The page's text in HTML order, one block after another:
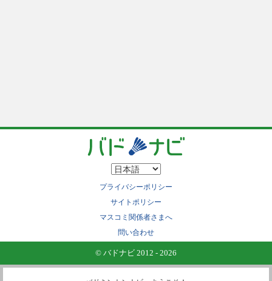
プライバシーポリシー
サイトポリシー
マスコミ関係者さまへ
問い合わせ
© バドナビ 2012 - 2026